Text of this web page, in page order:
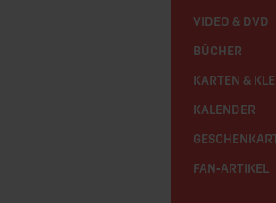
VIDEO & DVD
BÜCHER
KARTEN &
KALENDER
FAN-ARTIKEL